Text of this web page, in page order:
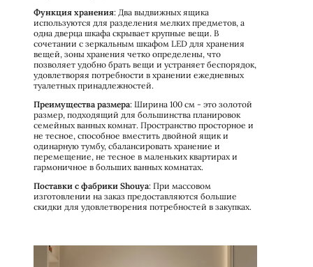
Функция хранения: Два выдвижных ящика
используются для разделения мелких предметов, а
одна дверца шкафа скрывает крупные вещи. В
сочетании с зеркальным шкафом LED для хранения
вещей, зоны хранения четко определены, что
позволяет удобно брать вещи и устраняет беспорядок,
удовлетворяя потребности в хранении ежедневных
туалетных принадлежностей.
Преимущества размера: Ширина 100 см - это золотой
размер, подходящий для большинства планировок
семейных ванных комнат. Пространство просторное и
не тесное, способное вместить двойной ящик и
одинарную тумбу, сбалансировать хранение и
перемещение, не тесное в маленьких квартирах и
гармоничное в больших ванных комнатах.
Поставки с фабрики Shouya: При массовом
изготовлении на заказ предоставляются большие
скидки для удовлетворения потребностей в закупках.